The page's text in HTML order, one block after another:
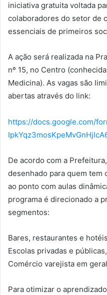
iniciativa gratuita voltada
colaboradores do setor de
essenciais de primeiros
A ação será realizada na
nº 15, no Centro
Medicina). As vagas são
abertas através do link:
https://docs.google.com/
De acordo com a
desenhado para quem tem
ao ponto com aulas
programa é direcionado a
segmentos:
Bares, restaurantes e
Escolas privadas e
Comércio varejista em
Para otimizar o